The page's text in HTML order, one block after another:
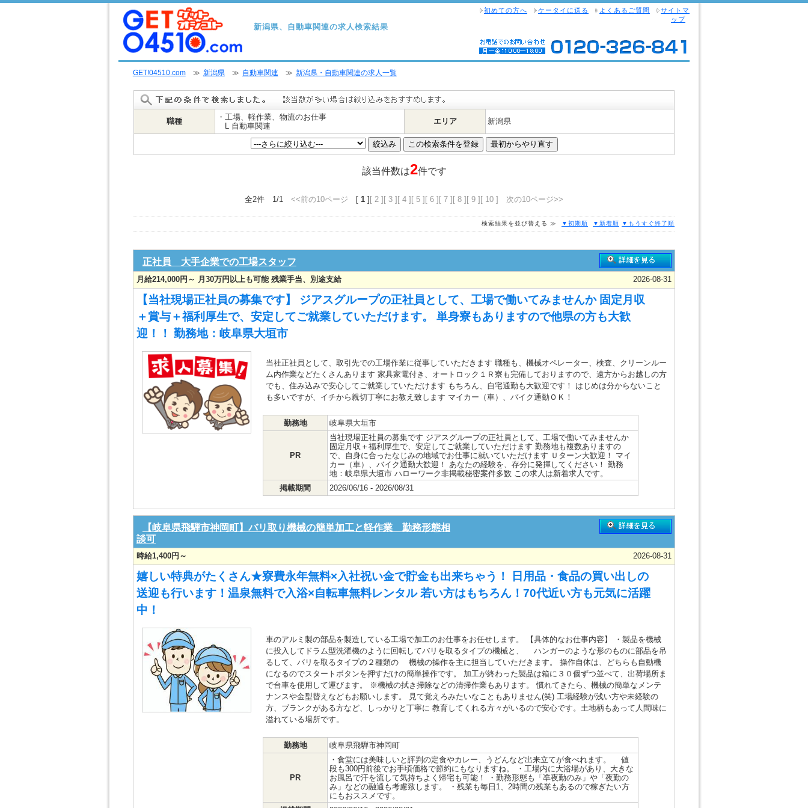
新潟県、自動車関連の求人検索結果
初めての方へ ケータイに送る よくあるご質問
サイトマ
ップ
GET!04510.com≫ 新潟県≫ 自動車関連 ≫ 新潟県・自動車関連の求人一覧
職種
・工場、軽作業、物流のお仕事
L 自動車関連
エリア 新潟県
該当件数は2件です
全2件 1/1 <<前の10ページ [ 1 ] [ 2 ] [ 3 ] [ 4 ] [ 5 ] [ 6 ] [ 7 ] [ 8 ] [ 9 ] [ 10 ] 次の10ページ>>
検索結果を並び替える ≫ ▼初期順 ▼新着順 ▼もうすぐ終了順
正社員 大手企業での工場スタッフ
月給214,000円～ 月30万円以上も可能 残業手当、別途支給 2026-08-31
【当社現場正社員の募集です】 ジアスグループの正社員として、工場で働いてみませんか 固定月収
＋賞与＋福利厚生で、安定してご就業していただけます。 単身寮もありますので他県の方も大歓
迎！！ 勤務地：岐阜県大垣市
当社正社員として、取引先での工場作業に従事していただきます 職種も、機械オペレーター、検査、クリーンルー
ム内作業などたくさんあります 家具家電付き、オートロック１Ｒ寮も完備しておりますので、遠方からお越しの方
でも、住み込みで安心してご就業していただけます もちろん、自宅通勤も大歓迎です！ はじめは分からないこと
も多いですが、イチから親切丁寧にお教え致します マイカー（車）、バイク通勤ＯＫ！
勤務地 岐阜県大垣市
PR
当社現場正社員の募集です ジアスグループの正社員として、工場で働いてみませんか
固定月収＋福利厚生で、安定してご就業していただけます 勤務地も複数ありますの
で、自身に合ったなじみの地域でお仕事に就いていただけます Ｕターン大歓迎！ マイ
カー（車）、バイク通勤大歓迎！ あなたの経験を、存分に発揮してください！ 勤務
地：岐阜県大垣市 ハローワーク非掲載秘密案件多数 この求人は新着求人です。
掲載期間
2026/06/16 - 2026/08/31
【岐阜県飛騨市神岡町】バリ取り機械の簡単加工と軽作業 勤務形態相
談可
時給1,400円～ 2026-08-31
嬉しい特典がたくさん★寮費永年無料×入社祝い金で貯金も出来ちゃう！ 日用品・食品の買い出しの
送迎も行います！温泉無料で入浴×自転車無料レンタル 若い方はもちろん！70代近い方も元気に活躍
中！
車のアルミ製の部品を製造している工場で加工のお仕事をお任せします。 【具体的なお仕事内容】 ・製品を機械
に投入してドラム型洗濯機のように回転してバリを取るタイプの機械と、 ハンガーのような形のものに部品を吊
るして、バリを取るタイプの２種類の 機械の操作を主に担当していただきます。 操作自体は、どちらも自動機
になるのでスタートボタンを押すだけの簡単操作です。 加工が終わった製品は箱に３０個ずつ並べて、出荷場所ま
で台車を使用して運びます。 ※機械の拭き掃除などの清掃作業もあります。 慣れてきたら、機械の簡単なメンテ
ナンスや金型替えなどもお願いします。 見て覚えろみたいなこともありません(笑) 工場経験が浅い方や未経験の
方、ブランクがある方など、しっかりと丁寧に 教育してくれる方々がいるので安心です。土地柄もあって人間味に
溢れている場所です。
勤務地 岐阜県飛騨市神岡町
PR
・食堂には美味しいと評判の定食やカレー、うどんなど出来立てが食べれます。 値
段も300円前後でお手頃価格で節約にもなりますね。 ・工場内に大浴場があり、大きな
お風呂で汗を流して気持ちよく帰宅も可能！ ・勤務形態も「凖夜勤のみ」や「夜勤の
み」などの融通も考慮致します。 ・残業も毎日1、2時間の残業もあるので稼ぎたい方
にもおススメです。